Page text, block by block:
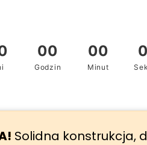
Solidna konstrukcja,